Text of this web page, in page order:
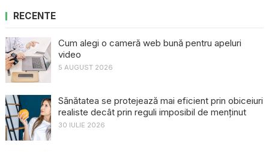
RECENTE
Cum alegi o cameră web bună pentru apeluri
video
5 AUGUST 2026
Sănătatea se protejează mai eficient prin obiceiuri
realiste decât prin reguli imposibil de menținut
30 IULIE 2026